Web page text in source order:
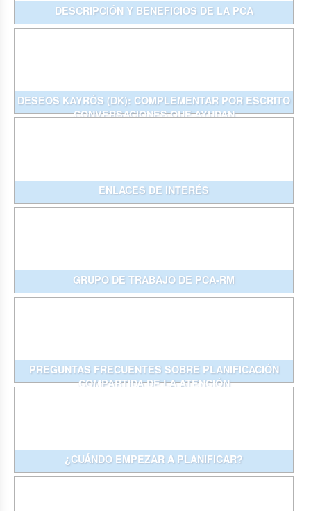
DESCRIPCIÓN Y BENEFICIOS DE LA PCA
DESEOS KAYRÓS (DK): COMPLEMENTAR POR ESCRITO
CONVERSACIONES QUE AYUDAN
ENLACES DE INTERÉS
GRUPO DE TRABAJO DE PCA-RM
PREGUNTAS FRECUENTES SOBRE PLANIFICACIÓN
COMPARTIDA DE LA ATENCIÓN
¿CUÁNDO EMPEZAR A PLANIFICAR?